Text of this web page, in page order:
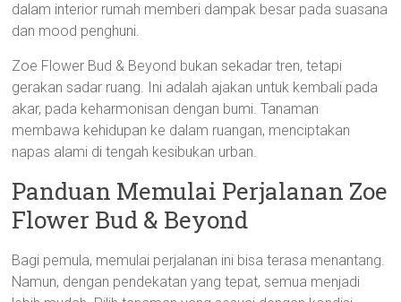
dalam interior rumah memberi dampak besar pada suasana
dan mood penghuni.
Zoe Flower Bud & Beyond bukan sekadar tren, tetapi
gerakan sadar ruang. Ini adalah ajakan untuk kembali pada
akar, pada keharmonisan dengan bumi. Tanaman
membawa kehidupan ke dalam ruangan, menciptakan
napas alami di tengah kesibukan urban.
Panduan Memulai Perjalanan Zoe
Flower Bud & Beyond
Bagi pemula, memulai perjalanan ini bisa terasa menantang.
Namun, dengan pendekatan yang tepat, semua menjadi